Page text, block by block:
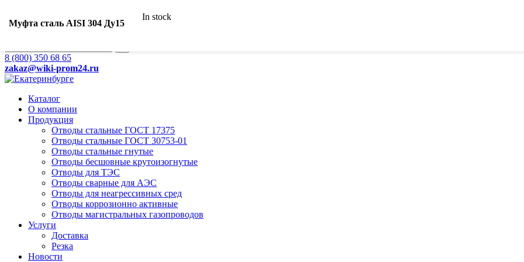
Екатеринбург
8 (800) 350 68 65
zakaz@wiki-prom24.ru
Каталог
О компании
Продукция
Отводы стальные ГОСТ 17375
Отводы стальные ГОСТ 30753-01
Отводы стальные гнутые
Отводы бесшовные крутоизогнутые
Отводы для ТЭС
Отводы сварные для АЭС
Отводы для неагрессивных сред
Отводы коррозионно активные
Отводы магистральных газопроводов
Услуги
Доставка
Резка
Новости
Муфта сталь AISI 304 Ду15
In stock